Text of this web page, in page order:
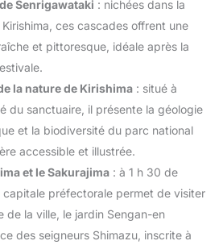
Senrigawataki : nichées dans la
ces cascades offrent une
et pittoresque, idéale après la
la nature de Kirishima : situé à
du sanctuaire, il présente la géologie
et la biodiversité du parc national
accessible et illustrée.
et le Sakurajima : à 1 h 30 de
capitale préfectorale permet de visiter
de la ville, le jardin Sengan-en
des seigneurs Shimazu, inscrite à